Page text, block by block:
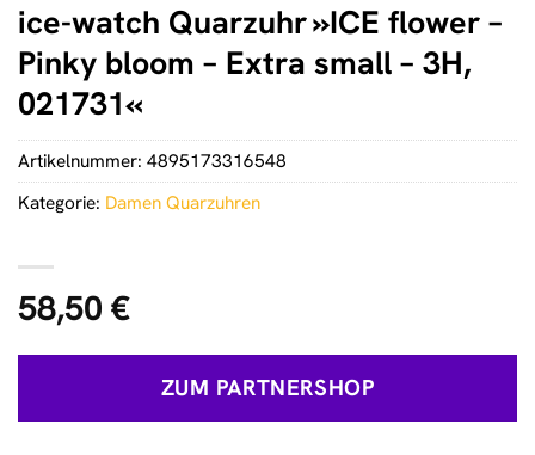
ice-watch Quarzuhr »ICE flower –
Pinky bloom – Extra small – 3H,
021731«
58,50 €
ZUM PARTNERSHOP
Artikelnummer: 4895173316548
Kategorie: Damen Quarzuhren